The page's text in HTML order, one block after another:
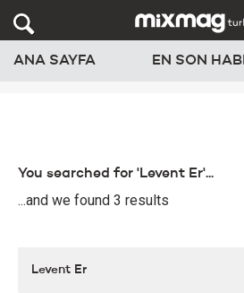
ANA SAYFA EN SON
You searched for 'Levent Er'...
...and we found 3 results